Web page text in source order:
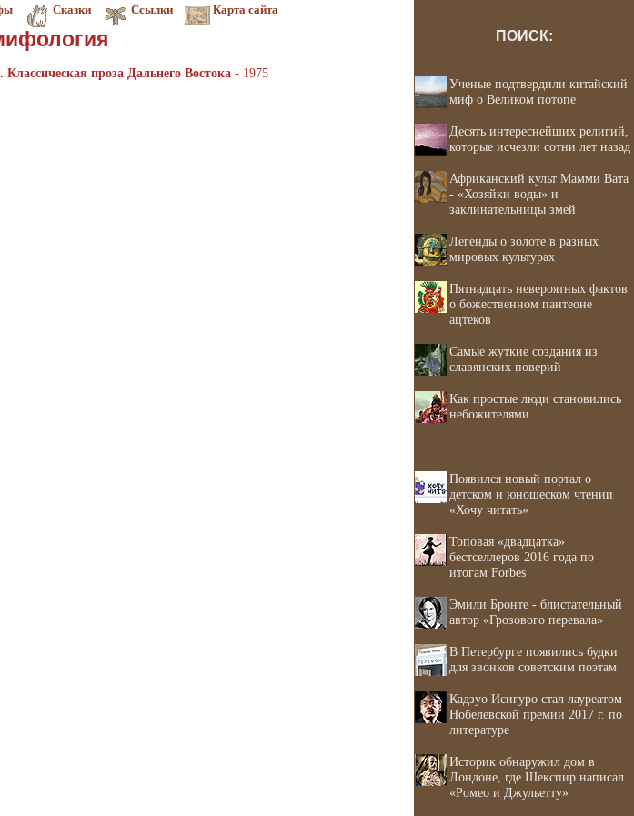
Сказки Ссылки Карта сайта
проза Дальнего Востока - 1975
ПОИСК:
Ученые подтвердили китайский
миф о Великом потопе
Десять интереснейших религий,
которые исчезли сотни лет назад
Африканский культ Мамми Вата
- «Хозяйки воды» и
заклинательницы змей
Легенды о золоте в разных
мировых культурах
Пятнадцать невероятных фактов
о божественном пантеоне
ацтеков
Самые жуткие создания из
славянских поверий
Как простые люди становились
небожителями
Появился новый портал о
детском и юношеском чтении
«Хочу читать»
Топовая «двадцатка»
бестселлеров 2016 года по
итогам Forbes
Эмили Бронте - блистательный
автор «Грозового перевала»
В Петербурге появились будки
для звонков советским поэтам
Кадзуо Исигуро стал лауреатом
Нобелевской премии 2017 г. по
литературе
Историк обнаружил дом в
Лондоне, где Шекспир написал
«Ромео и Джульетту»